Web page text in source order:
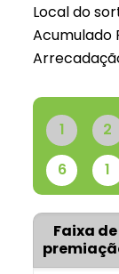
Local do
Acumulado
1 2
6
1
Faixa de